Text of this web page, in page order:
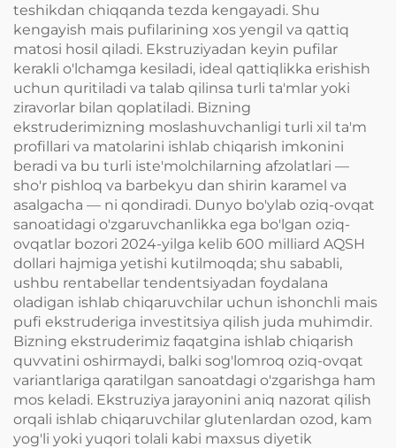
teshikdan chiqqanda tezda kengayadi. Shu
kengayish mais pufilarining xos yengil va qattiq
matosi hosil qiladi. Ekstruziyadan keyin pufilar
kerakli o'lchamga kesiladi, ideal qattiqlikka erishish
uchun quritiladi va talab qilinsa turli ta'mlar yoki
ziravorlar bilan qoplatiladi. Bizning
ekstruderimizning moslashuvchanligi turli xil ta'm
profillari va matolarini ishlab chiqarish imkonini
beradi va bu turli iste'molchilarning afzolatlari —
sho'r pishloq va barbekyu dan shirin karamel va
asalgacha — ni qondiradi. Dunyo bo'ylab oziq-ovqat
sanoatidagi o'zgaruvchanlikka ega bo'lgan oziq-
ovqatlar bozori 2024-yilga kelib 600 milliard AQSH
dollari hajmiga yetishi kutilmoqda; shu sababli,
ushbu rentabellar tendentsiyadan foydalana
oladigan ishlab chiqaruvchilar uchun ishonchli mais
pufi ekstruderiga investitsiya qilish juda muhimdir.
Bizning ekstruderimiz faqatgina ishlab chiqarish
quvvatini oshirmaydi, balki sog'lomroq oziq-ovqat
variantlariga qaratilgan sanoatdagi o'zgarishga ham
mos keladi. Ekstruziya jarayonini aniq nazorat qilish
orqali ishlab chiqaruvchilar glutenlardan ozod, kam
yog'li yoki yuqori tolali kabi maxsus diyetik